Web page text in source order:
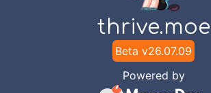
thrive.moe
Beta v26.07.09
Powered by